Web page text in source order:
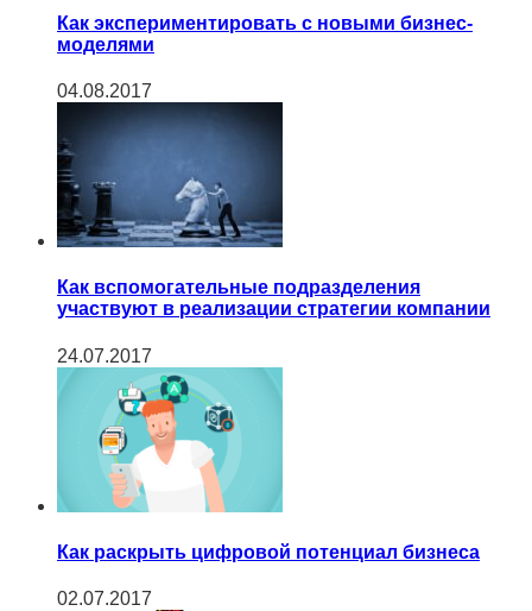
Как экспериментировать с новыми бизнес-
моделями
04.08.2017
Как вспомогательные подразделения
участвуют в реализации стратегии компании
24.07.2017
Как раскрыть цифровой потенциал бизнеса
02.07.2017